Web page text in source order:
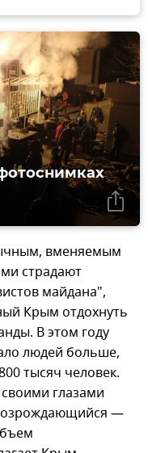
вменяемым
страдают
майдана",
Крым отдохнуть
В этом году
людей больше,
тысяч человек.
глазами
—